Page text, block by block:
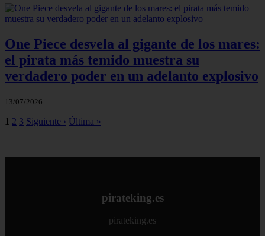
One Piece desvela al gigante de los mares:
el pirata más temido muestra su
verdadero poder en un adelanto explosivo
13/07/2026
1 2 3 Siguiente › Última »
pirateking.es
pirateking.es